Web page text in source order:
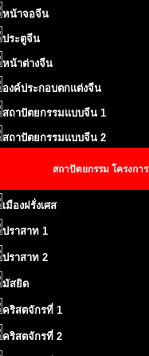
หน้าจอจีน
ประตูจีน
หน้าต่างจีน
องค์ประกอบตกแต่งจีน
สถาปัตยกรรมแบบจีน 1
สถาปัตยกรรมแบบจีน 2
สถาปัตยกรรม โครงการ
เมืองฝรั่งเศส
ปราสาท 1
ปราสาท 2
มัสยิด
คริสตจักรที่ 1
คริสตจักรที่ 2